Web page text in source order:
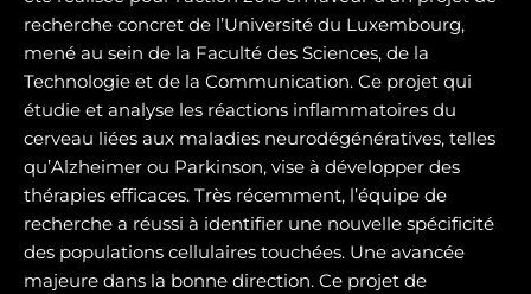
recherche concret de l’Université du Luxembourg,
mené au sein de la Faculté des Sciences, de la
Technologie et de la Communication. Ce projet qui
étudie et analyse les réactions inflammatoires du
cerveau liées aux maladies neurodégénératives, telles
qu’Alzheimer ou Parkinson, vise à développer des
thérapies efficaces. Très récemment, l’équipe de
recherche a réussi à identifier une nouvelle spécificité
des populations cellulaires touchées. Une avancée
majeure dans la bonne direction. Ce projet de